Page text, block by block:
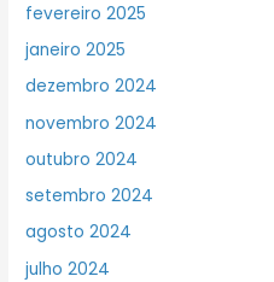
fevereiro 2025
janeiro 2025
dezembro 2024
novembro 2024
outubro 2024
setembro 2024
agosto 2024
julho 2024